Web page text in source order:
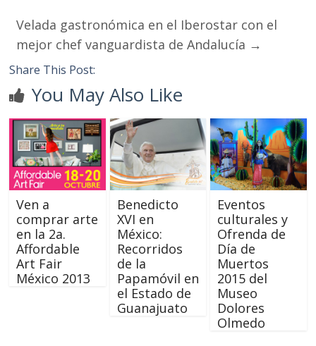
Velada gastronómica en el Iberostar con el
mejor chef vanguardista de Andalucía →
Share This Post:
You May Also Like
Ven a
comprar arte
en la 2a.
Affordable
Art Fair
México 2013
Benedicto
XVI en
México:
Recorridos
de la
Papamóvil en
el Estado de
Guanajuato
Eventos
culturales y
Ofrenda de
Día de
Muertos
2015 del
Museo
Dolores
Olmedo